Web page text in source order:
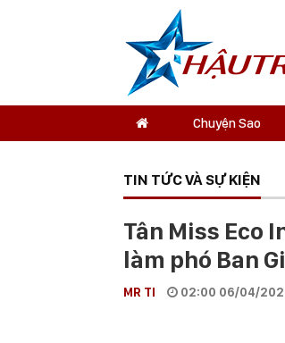
Chuyện Sao
TIN TỨC VÀ SỰ KIỆN
Tân Miss Eco
làm phó Ban
MR TI 02:00 06/04/